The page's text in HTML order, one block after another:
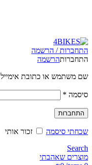
התחברות / הרשמה
התחברותהרשמה
שם משתמש או כתובת אימייל
סיסמה *
התחברות
שכחתי סיסמה
זכור אותי
Search
מוצרים שאהבתי